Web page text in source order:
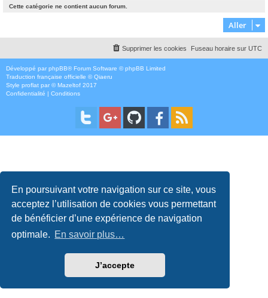
En poursuivant votre navigation sur ce site, vous
acceptez l’utilisation de cookies vous permettant
de bénéficier d’une expérience de navigation
optimale. En savoir plus…
J’accepte
Cette catégorie ne contient aucun forum.
Aller
Fuseau horaire sur UTC
Supprimer les cookies
Développé par phpBB® Forum Software © phpBB Limited
Traduction française officielle ©Qiaeru
Style proflat par ©Mazeltof 2017
Confidentialité | Conditions